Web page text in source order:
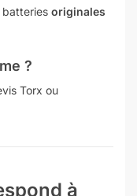
batteries originales
?
Torx ou
à